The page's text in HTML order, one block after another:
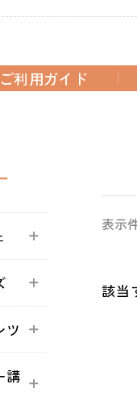
ご利用ガイド
ツ
講
表示
該当